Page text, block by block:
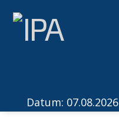
Datum: 07.08.2026